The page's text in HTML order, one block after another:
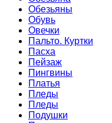
Обезьяны
Обувь
Овечки
Пальто. Куртки
Пасха
Пейзаж
Пингвины
Платья
Пледы
Пледы
Подушки